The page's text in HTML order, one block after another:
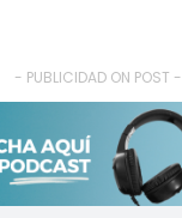
- PUBLICIDAD ON POST -